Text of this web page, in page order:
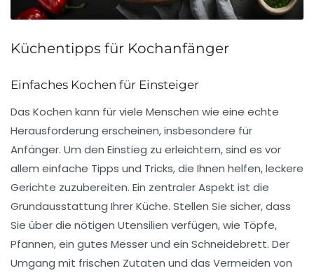
Küchentipps für Kochanfänger
Einfaches Kochen für Einsteiger
Das Kochen kann für viele Menschen wie eine echte
Herausforderung erscheinen, insbesondere für
Anfänger. Um den Einstieg zu erleichtern, sind es vor
allem einfache Tipps und Tricks, die Ihnen helfen, leckere
Gerichte zuzubereiten. Ein zentraler Aspekt ist die
Grundausstattung Ihrer Küche. Stellen Sie sicher, dass
Sie über die nötigen Utensilien verfügen, wie Töpfe,
Pfannen, ein gutes Messer und ein Schneidebrett. Der
Umgang mit frischen Zutaten und das Vermeiden von